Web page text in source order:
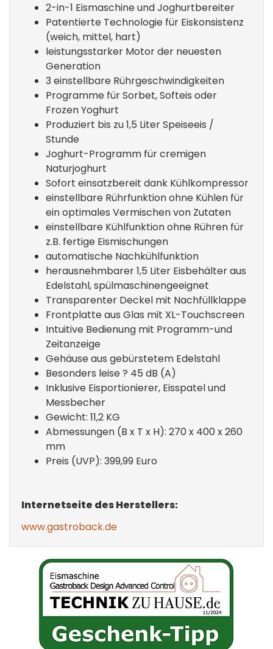
2-in-1 Eismaschine und Joghurtbereiter
Patentierte Technologie für Eiskonsistenz
(weich, mittel, hart)
leistungsstarker Motor der neuesten
Generation
3 einstellbare Rührgeschwindigkeiten
Programme für Sorbet, Softeis oder
Frozen Yoghurt
Produziert bis zu 1,5 Liter Speiseeis /
Stunde
Joghurt-Programm für cremigen
Naturjoghurt
Sofort einsatzbereit dank Kühlkompressor
einstellbare Rührfunktion ohne Kühlen für
ein optimales Vermischen von Zutaten
einstellbare Kühlfunktion ohne Rühren für
z.B. fertige Eismischungen
automatische Nachkühlfunktion
herausnehmbarer 1,5 Liter Eisbehälter aus
Edelstahl, spülmaschinengeeignet
Transparenter Deckel mit Nachfüllklappe
Frontplatte aus Glas mit XL-Touchscreen
Intuitive Bedienung mit Programm-und
Zeitanzeige
Gehäuse aus gebürstetem Edelstahl
Besonders leise ? 45 dB (A)
Inklusive Eisportionierer, Eisspatel und
Messbecher
Gewicht: 11,2 KG
Abmessungen (B x T x H): 270 x 400 x 260
mm
Preis (UVP): 399,99 Euro
Internetseite des Herstellers:
www.gastroback.de